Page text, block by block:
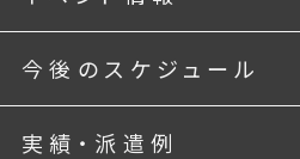
今後のスケジュール
実績・派遣例